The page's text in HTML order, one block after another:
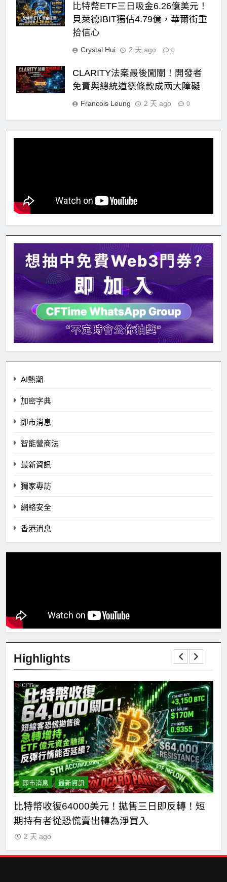
比特幣ETF三日吸金6.26億美元！
貝萊德IBIT獨佔4.79億，華爾街重
拾信心
Crystal Hui 2 天 ago 0
CLARITY法案最後闖關！開發者
免責與總統道德條款成兩大障礙
Francois Leung 2 天 ago 0
AI熱潮
加密字典
即市消息
智能營商法
最新資訊
獨家專訪
網絡安全
香港消息
Highlights
即市消息 最新資訊
比特幣收復64000美元！拋售三日即反轉！短
期持有者從恐慌賣出轉為淨買入
2 天 ago